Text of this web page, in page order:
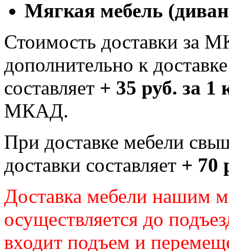
Мягкая мебель
Стоимость доставки за
дополнительно к
составляет + 35 руб. за 1
МКАД.
При доставке мебели
доставки составляет + 70
Доставка мебели нашим
осуществляется до
входит подъем и